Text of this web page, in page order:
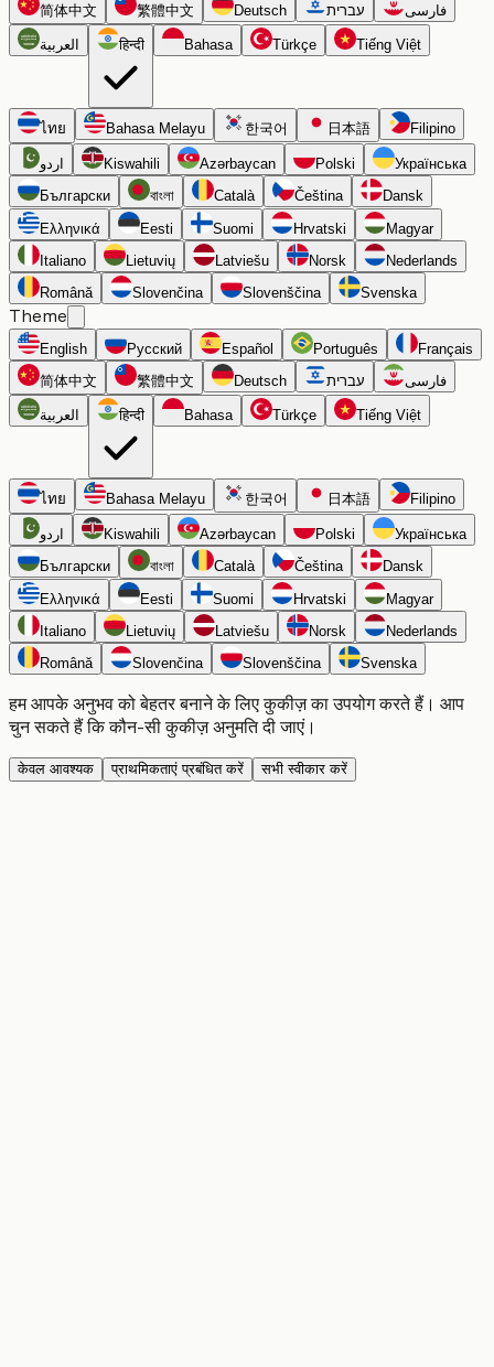
简体中文
繁體中文 Deutsch עברית فارسی
العربية हिन्दी Bahasa Türkçe Tiếng Việt
ไทย Bahasa Melayu 한국어 日本語 Filipino
اردو Kiswahili Azərbaycan Polski
Українська
Български
বাংলা Català Čeština
Dansk
Ελληνικά
Eesti Suomi Hrvatski
Magyar
Italiano
Lietuvių Latviešu Norsk
Nederlands
Română
Slovenčina Slovenščina Svenska
Theme
English Русский Español Português
Français
简体中文
繁體中文 Deutsch עברית فارسی
العربية हिन्दी Bahasa Türkçe Tiếng Việt
ไทย Bahasa Melayu 한국어 日本語 Filipino
اردو Kiswahili Azərbaycan Polski
Українська
Български
বাংলা Català Čeština
Dansk
Ελληνικά
Eesti Suomi Hrvatski
Magyar
Italiano
Lietuvių Latviešu Norsk
Nederlands
Română
Slovenčina Slovenščina Svenska
हम आपके अनुभव को बेहतर बनाने के लिए कुकीज़ का उपयोग करते हैं। आप
चुन सकते हैं कि कौन-सी कुकीज़ अनुमति दी जाएं।
केवल आवश्यक प्राथमिकताएं प्रबंधित करें सभी स्वीकार करें